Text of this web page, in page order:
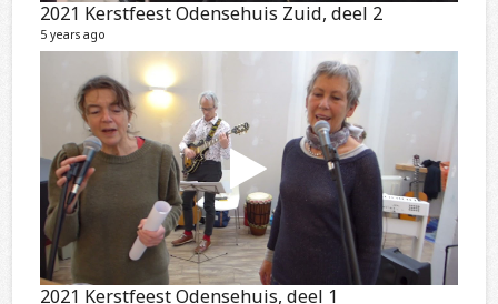
2021 Kerstfeest Odensehuis Zuid, deel 2
5 years ago
2021 Kerstfeest Odensehuis, deel 1